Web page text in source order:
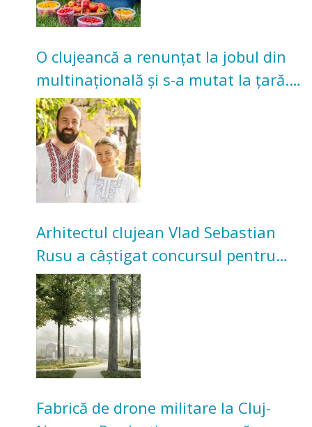
O clujeancă a renunțat la jobul din
multinațională și s-a mutat la țară.
Acum cultivă legume în grădina
bunicilor
Arhitectul clujean Vlad Sebastian
Rusu a câștigat concursul pentru
transformarea Grădinii Casei
Universitarilor
Fabrică de drone militare la Cluj-